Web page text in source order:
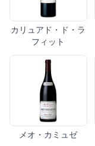
カリュアド・ド・ラ
フィット
メオ・カミュゼ